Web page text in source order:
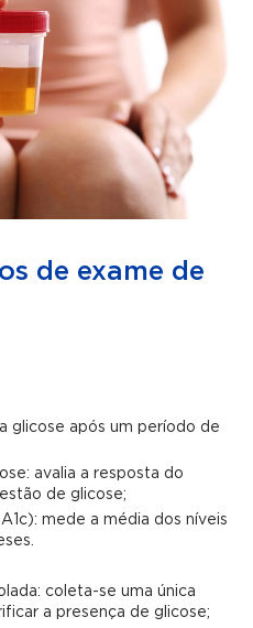
de exame de
glicose após um período de
avalia a resposta do
de glicose;
mede a média dos níveis
coleta-se uma única
a presença de glicose;